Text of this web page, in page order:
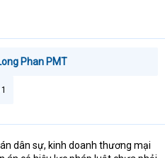
Phan PMT
dân sự, kinh doanh thương mại